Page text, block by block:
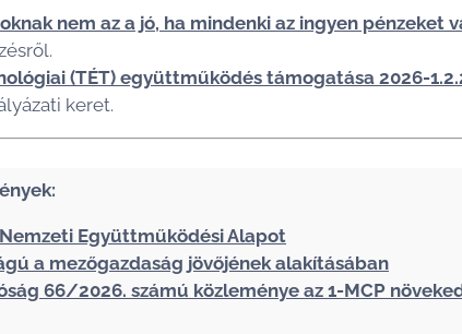
nem az a jó, ha mindenki az ingyen pénzeket
(TÉT) együttműködés támogatása 2026-
keret.
Együttműködési Alapot
a mezőgazdaság jövőjének alakításában
66/2026. számú közleménye az 1-MCP